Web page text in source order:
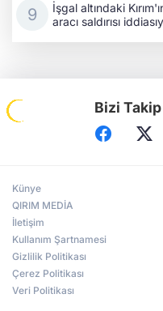
İşgal altındaki
aracı saldırısı
Bizi
Künye
QIRIM MEDİA
İletişim
Kullanım Şartnamesi
Gizlilik Politikası
Çerez Politikası
Veri Politikası